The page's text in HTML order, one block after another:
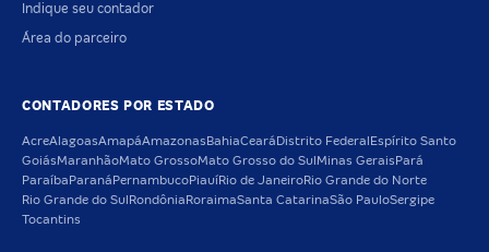
Indique seu contador
Área do parceiro
CONTADORES POR ESTADO
AcreAlagoasAmapáAmazonas BahiaCeará Distrito Federal Espírito Santo
GoiásMaranhãoMato GrossoMato Grosso do Sul Minas Gerais Pará
Paraíba Paraná PernambucoPiauíRio de JaneiroRio Grande do Norte
Rio Grande do Sul Rondônia RoraimaSanta CatarinaSão PauloSergipe
Tocantins